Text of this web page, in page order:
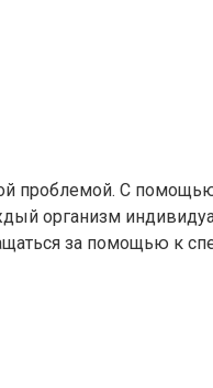
проблемой. С
организм
за помощью к